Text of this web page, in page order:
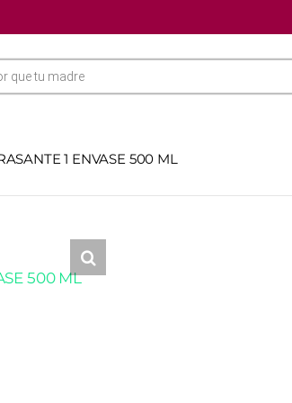
1 ENVASE 500 ML